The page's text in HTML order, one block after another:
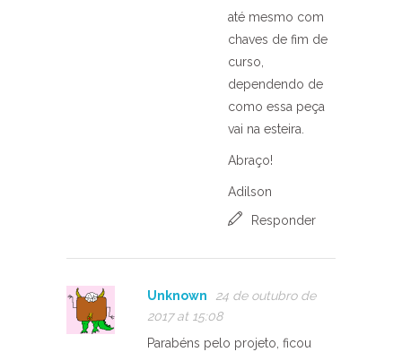
até mesmo com
chaves de fim de
curso,
dependendo de
como essa peça
vai na esteira.
Abraço!
Adilson
Responder
Unknown
24 de outubro de
2017 at 15:08
Parabéns pelo projeto, ficou